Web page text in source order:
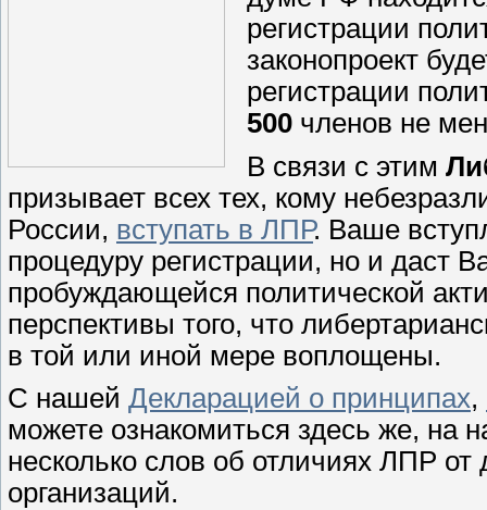
регистрации
законопроект
регистрации
500 членов не
В связи с этим
призывает всех тех, кому
России, вступать в ЛПР. Ваше
процедуру регистрации, но и даст
пробуждающейся политической
перспективы того, что
в той или иной мере воплощены.
С нашей Декларацией о принципах,
можете ознакомиться здесь же, на
несколько слов об отличиях ЛПР
организаций.